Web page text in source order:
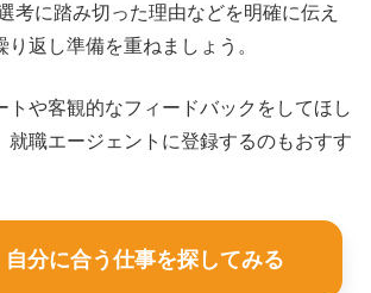
考に踏み切った理由などを明確に伝え
返し準備を重ねましょう。
トや客観的なフィードバックをしてほし
就職エージェントに登録するのもおすす
自分に合う仕事を探してみる